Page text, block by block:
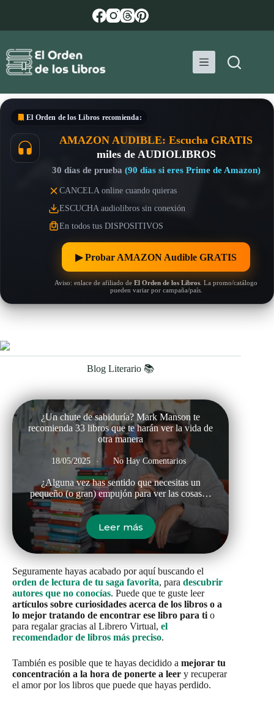
El Orden de los Libros recomienda:
AMAZON AUDIBLE: Escucha GRATIS
miles de AUDIOLIBROS
30 días de prueba (90 días si eres Prime de Amazon)
CANCELA online cuando quieras
ESCUCHA audiolibros sin conexión
En todos tus DISPOSITIVOS
▶︎ Probar AMAZON Audible GRATIS
Aviso: enlace de afiliado de El Orden de los Libros . La promo/catálogo
pueden variar por campaña/país.
Blog Literario 📚
¿Un chute de sabiduría? Mark Manson te
recomienda 33 libros que te harán ver la vida de
otra manera
18/05/2025 No Hay Comentarios
¿Alguna vez has sentido que necesitas un
pequeño (o gran) empujón para ver las cosas…
Leer más
Seguramente hayas acabado por aquí buscando el
orden de lectura de tu saga favorita, para descubrir
autores que no conocías. Puede que te guste leer
artículos sobre curiosidades acerca de los libros o a
lo mejor tratando de encontrar ese libro para ti o
para regalar gracias al Librero Virtual, el
recomendador de libros más preciso.
También es posible que te hayas decidido a mejorar tu
concentración a la hora de ponerte a leer y recuperar
el amor por los libros que puede que hayas perdido.